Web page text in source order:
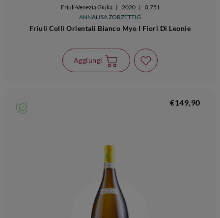
Friuli-Venezia Giulia | 2020 |
0,75 l
ANNALISA ZORZETTIG
Friuli Colli Orientali Bianco Myo I Fiori Di Leonie
Aggiungi
€149,90